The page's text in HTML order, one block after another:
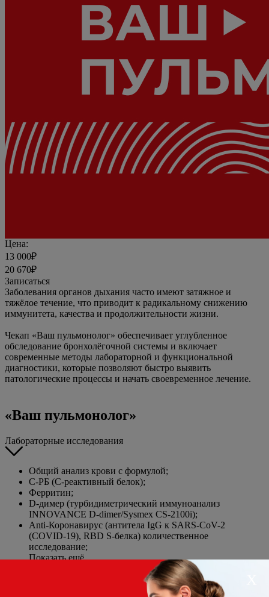
Цена:
13 000₽
20 670₽
Записаться
Заболевания органов дыхания часто имеют затяжное и
тяжёлое течение, что приводит к радикальному снижению
иммунитета, качества и продолжительности жизни.
Чекап «Ваш пульмонолог» обеспечивает углубленное
обследование бронхолёгочной системы и включает
современные методы лабораторной и функциональной
диагностики, которые позволяют быстро выявить
патологические процессы и начать своевременное лечение.
«Ваш пульмонолог»
Лабораторные исследования
Общий анализ крови с формулой;
С-РБ (С-реактивный белок);
Ферритин;
D-димер (турбидиметрический иммуноанализ
INNOVANCE D-dimer/Sysmex CS-2100i);
Anti-Коронавирус (антитела IgG к SARS-CoV-2
(COVID-19), RBD S-белка) количественное
исследование;
Показать ещё
4 суток.